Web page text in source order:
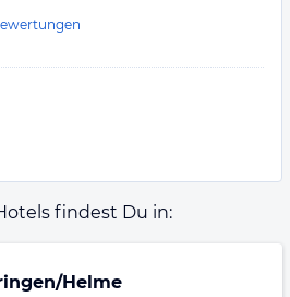
findest Du in:
Helme